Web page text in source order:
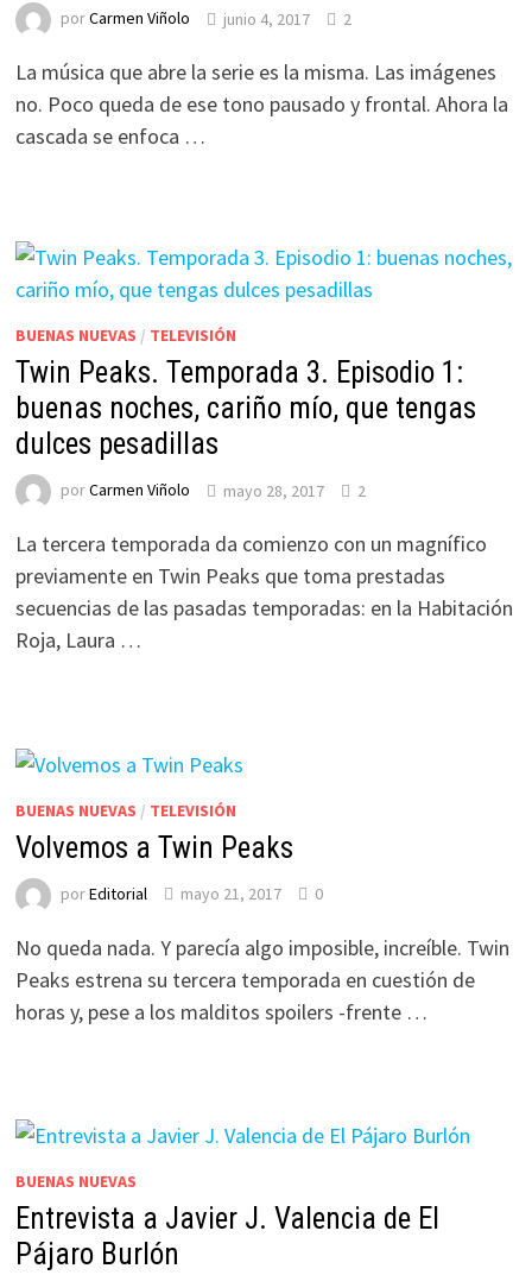
porCarmen Viñolo junio 4, 2017 2
La música que abre la serie es la misma. Las imágenes
no. Poco queda de ese tono pausado y frontal. Ahora la
cascada se enfoca …
BUENAS NUEVAS / TELEVISIÓN
Twin Peaks. Temporada 3. Episodio 1:
buenas noches, cariño mío, que tengas
dulces pesadillas
porCarmen Viñolo mayo 28, 2017 2
La tercera temporada da comienzo con un magnífico
previamente en Twin Peaks que toma prestadas
secuencias de las pasadas temporadas: en la Habitación
Roja, Laura …
BUENAS NUEVAS / TELEVISIÓN
Volvemos a Twin Peaks
porEditorial mayo 21, 2017 0
No queda nada. Y parecía algo imposible, increíble. Twin
Peaks estrena su tercera temporada en cuestión de
horas y, pese a los malditos spoilers -frente …
BUENAS NUEVAS
Entrevista a Javier J. Valencia de El
Pájaro Burlón